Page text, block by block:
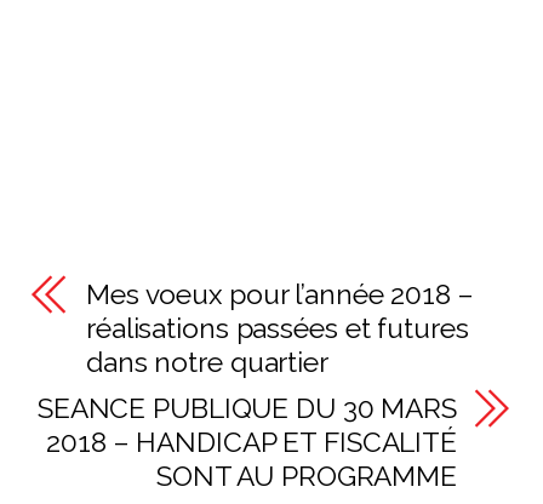
Mes voeux pour l’année 2018 –
réalisations passées et futures
dans notre quartier
SEANCE PUBLIQUE DU 30 MARS
2018 – HANDICAP ET FISCALITÉ
SONT AU PROGRAMME